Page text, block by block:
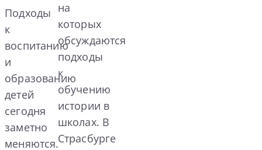
Подходы
к
воспитанию
и
образованию
детей
сегодня
заметно
меняются.
на
которых
обсуждаются
подходы
к
обучению
истории в
школах. В
Страсбурге